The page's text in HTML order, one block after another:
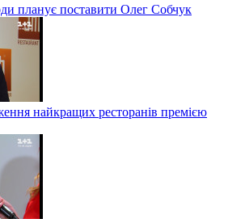
планує поставити Олег Собчук
найкращих ресторанів премією